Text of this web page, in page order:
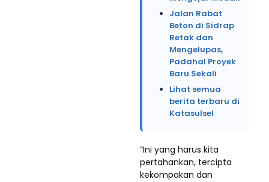
Jalan Rabat
Beton di Sidrap
Retak dan
Mengelupas,
Padahal Proyek
Baru Sekali
Lihat semua
berita terbaru di
Katasulsel
“Ini yang harus kita
pertahankan, tercipta
kekompakan dan